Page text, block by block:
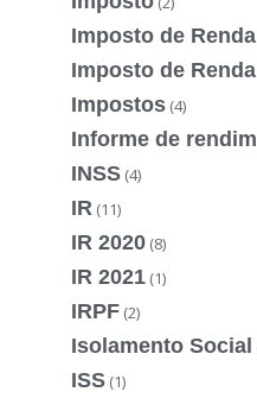
Imposto de Renda
Imposto de
Impostos (4)
Informe de
INSS (4)
IR (11)
IR 2020 (8)
IR 2021 (1)
IRPF (2)
Isolamento Social
ISS (1)